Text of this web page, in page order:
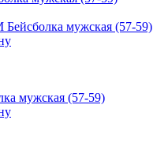
Бейсболка мужская (57-59)
мужская (57-59)